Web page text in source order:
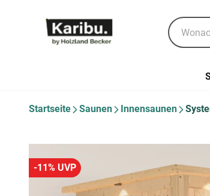
Startseite Saunen Innensaunen
-11% UVP